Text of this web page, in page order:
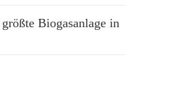
Biogasanlage in